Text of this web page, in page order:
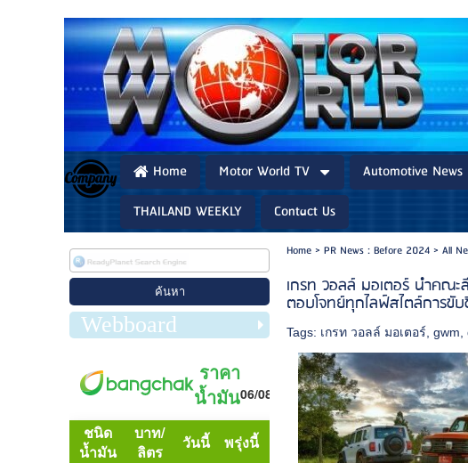
Home Motor World TV Automotive News
THAILAND WEEKLY
Contact Us
Webboard
Home> PR News : Before 2024> All
เกรท วอลล์ มอเตอร์ นำคณ
ตอบโจทย์ทุกไลฟ์สไตล์การขับ
Tags: เกรท วอลล์ มอเตอร์ ,gwm ,